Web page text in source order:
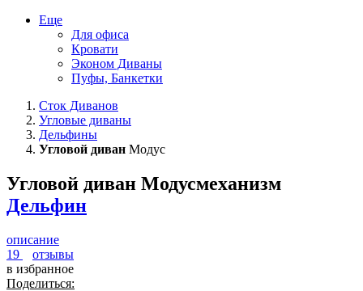
Еще
Для офиса
Кровати
Эконом Диваны
Пуфы, Банкетки
Сток Диванов
Угловые диваны
Дельфины
Угловой диван Модус
Угловой диван Модусмеханизм
Дельфин
описание
19
отзывы
в избранное
Поделиться: